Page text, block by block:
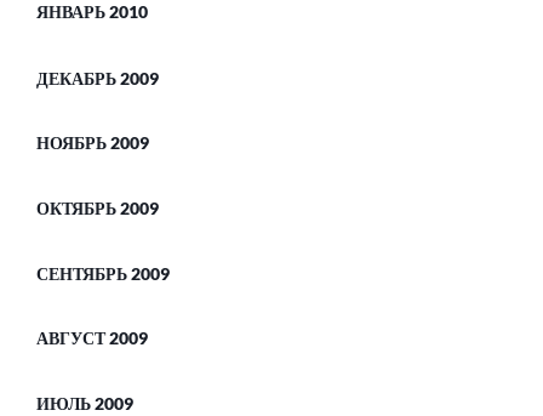
ЯНВАРЬ 2010
ДЕКАБРЬ 2009
НОЯБРЬ 2009
ОКТЯБРЬ 2009
СЕНТЯБРЬ 2009
АВГУСТ 2009
ИЮЛЬ 2009